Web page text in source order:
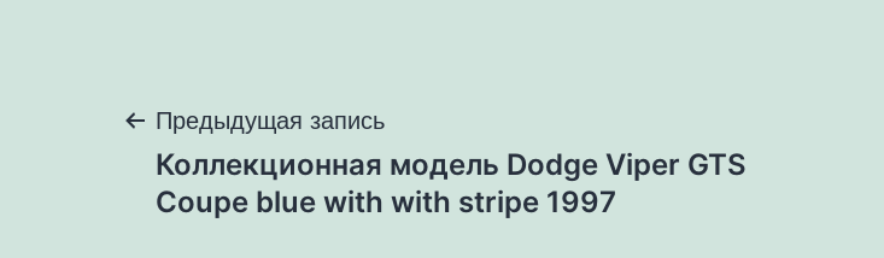
Навигация
по
Предыдущая запись
Коллекционная модель Dodge Viper GTS
Coupe blue with with stripe 1997